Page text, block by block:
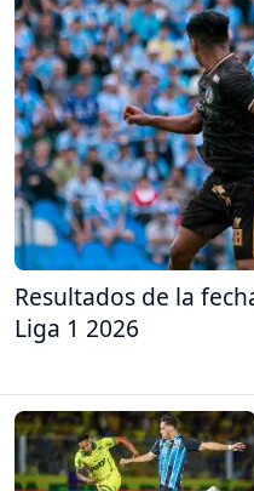
Resultados de la
Liga 1 2026